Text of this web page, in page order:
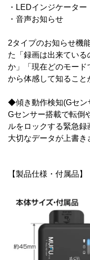
・LEDインジケーター
・音声お知らせ
2タイプのお知らせ機
た「録画は出来てい
か」「現在どのモー
から体感して知ること
◆傾き動作検知(Gセン
Gセンサー搭載で転倒
ルをロックする緊急録
大切なデータが上書き
【製品仕様・付属品】